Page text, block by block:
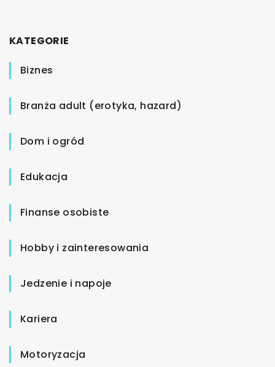
KATEGORIE
Biznes
Branża adult (erotyka, hazard)
Dom i ogród
Edukacja
Finanse osobiste
Hobby i zainteresowania
Jedzenie i napoje
Kariera
Motoryzacja